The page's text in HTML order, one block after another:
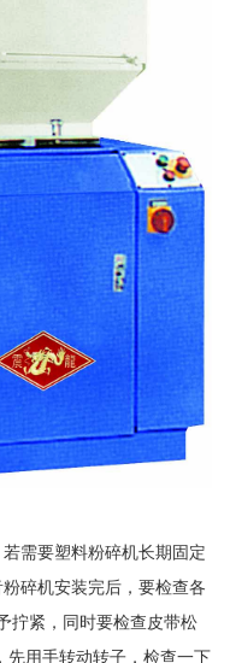
需要塑料粉碎机长期固定
碎机安装完后，要检查各
拧紧，同时要检查皮带松
先用手转动转子，检查一下